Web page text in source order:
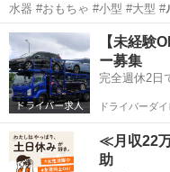
水器 #おもちゃ #小型 #大型 #
ン…
東京 渋谷区 渋谷駅
【未経験
ー募集
完全週休2日
ドライバーダイ
≪月収22
助